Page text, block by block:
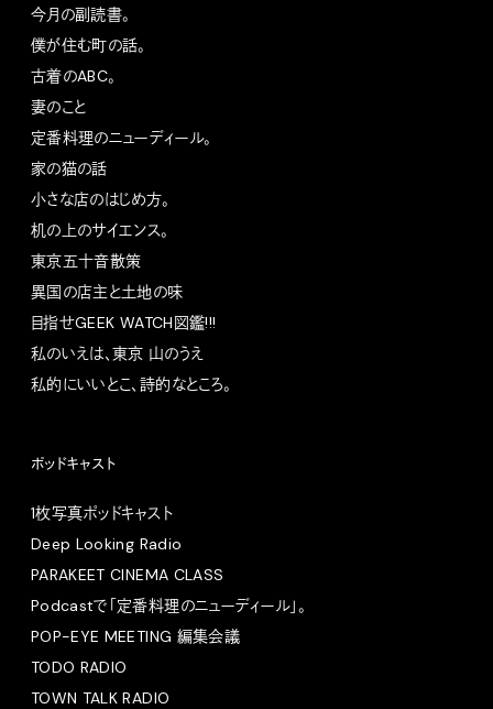
今月の副読書。
僕が住む町の話。
古着のABC。
妻のこと
定番料理のニューディール。
家の猫の話
小さな店のはじめ方。
机の上のサイエンス。
東京五十音散策
異国の店主と土地の味
目指せGEEK WATCH図鑑!!!
私のいえは、東京 山のうえ
私的にいいとこ、詩的なところ。
ポッドキャスト
1枚写真ポッドキャスト
Deep Looking Radio
PARAKEET CINEMA CLASS
Podcastで「定番料理のニューディール」。
POP-EYE MEETING 編集会議
TODO RADIO
TOWN TALK RADIO